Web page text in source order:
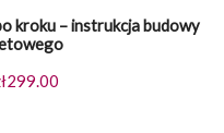
kroku – instrukcja budowy
299.00